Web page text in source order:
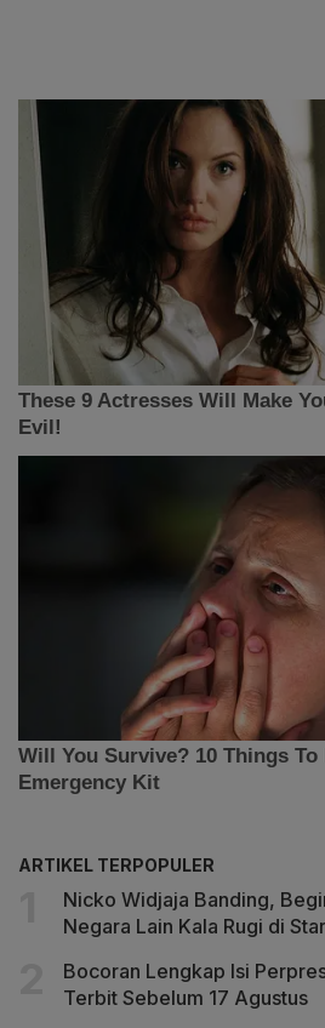
ARTIKEL TERPOPULER
Nicko Widjaja Banding,
Negara Lain Kala Rugi di
Bocoran Lengkap Isi
Terbit Sebelum 17 Agustus